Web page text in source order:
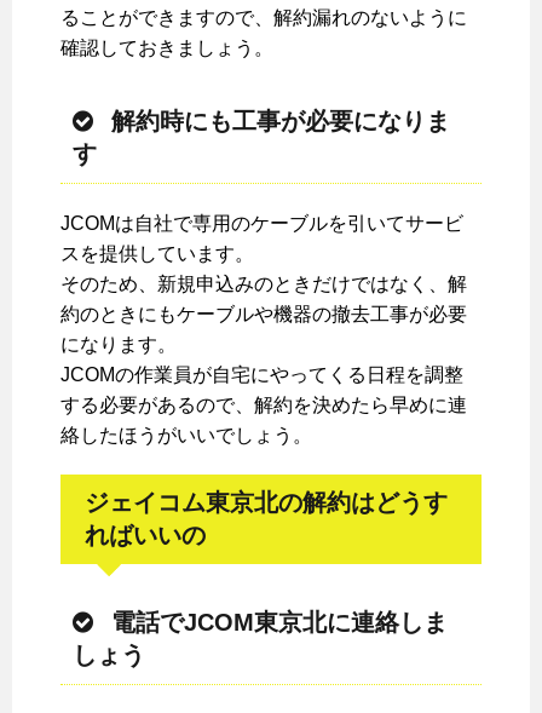
ることができますので、解約漏れのないように
確認しておきましょう。
解約時にも工事が必要になりま
す
JCOMは自社で専用のケーブルを引いてサービ
スを提供しています。
そのため、新規申込みのときだけではなく、解
約のときにもケーブルや機器の撤去工事が必要
になります。
JCOMの作業員が自宅にやってくる日程を調整
する必要があるので、解約を決めたら早めに連
絡したほうがいいでしょう。
ジェイコム東京北の解約はどうす
ればいいの
電話でJCOM東京北に連絡しま
しょう